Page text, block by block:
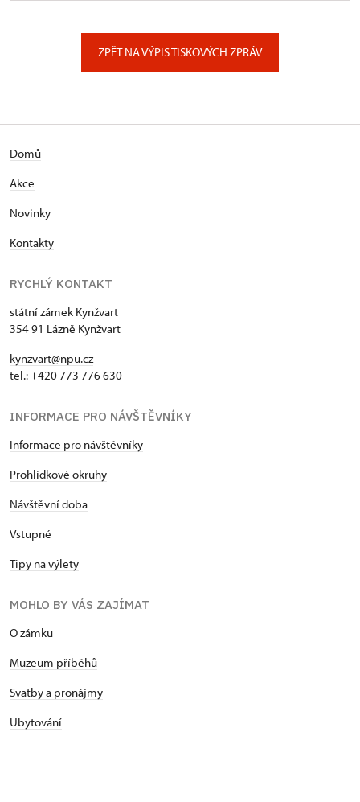
ZPĚT NA VÝPIS TISKOVÝCH ZPRÁV
Domů
Akce
Novinky
Kontakty
RYCHLÝ KONTAKT
státní zámek Kynžvart
354 91 Lázně Kynžvart
kynzvart@npu.cz
tel.: +420 773 776 630
INFORMACE PRO NÁVŠTĚVNÍKY
Informace pro návštěvníky
Prohlídkové okruhy
Návštěvní doba
Vstupné
Tipy na výlety
MOHLO BY VÁS ZAJÍMAT
O zámku
Muzeum příběhů
Svatby a pronájmy
Ubytování